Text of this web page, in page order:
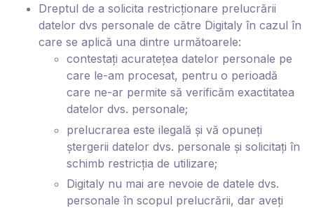
Dreptul de a solicita restricționare prelucrării
datelor dvs personale de către Digitaly în cazul în
care se aplică una dintre următoarele:
contestați acuratețea datelor personale pe
care le-am procesat, pentru o perioadă
care ne-ar permite să verificăm exactitatea
datelor dvs. personale;
prelucrarea este ilegală și vă opuneți
ștergerii datelor dvs. personale și solicitați în
schimb restricția de utilizare;
Digitaly nu mai are nevoie de datele dvs.
personale în scopul prelucrării, dar aveți